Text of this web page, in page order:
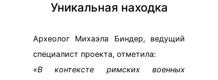
Уникальная находка
Археолог Михаэла Биндер, ведущий
специалист проекта, отметила:
«В контексте римских военных